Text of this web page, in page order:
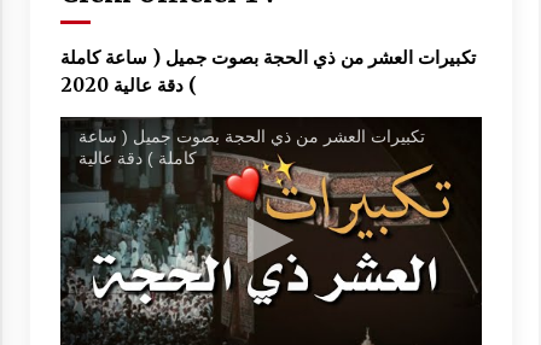
تكبيرات العشر من ذي الحجة بصوت جميل ( ساعة كاملة
) دقة عالية 2020
تكبيرات العشر من ذي الحجة بصوت جميل ( ساعة
كاملة ) دقة عالية